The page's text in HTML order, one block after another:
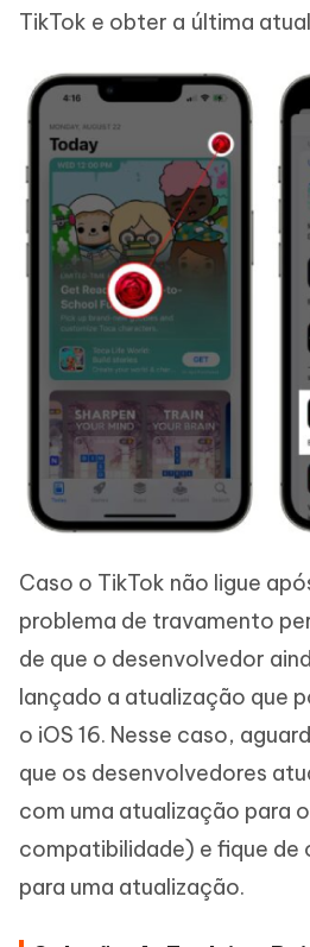
TikTok e obter a última
Caso o TikTok não ligue
problema de travamento
de que o desenvolvedor
lançado a atualização que
o iOS 16. Nesse caso,
que os desenvolvedores
com uma atualização para
compatibilidade) e fique de
para uma atualização.